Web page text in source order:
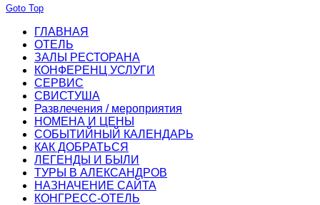
Goto Top
ГЛАВНАЯ
ОТЕЛЬ
ЗАЛЫ РЕСТОРАНА
КОНФЕРЕНЦ УСЛУГИ
СЕРВИС
СВИСТУША
Развлечения / мероприятия
НОМЕНА И ЦЕНЫ
СОБЫТИЙНЫЙ КАЛЕНДАРЬ
КАК ДОБРАТЬСЯ
ЛЕГЕНДЫ И БЫЛИ
ТУРЫ В АЛЕКСАНДРОВ
НАЗНАЧЕНИЕ САЙТА
КОНГРЕСС-ОТЕЛЬ